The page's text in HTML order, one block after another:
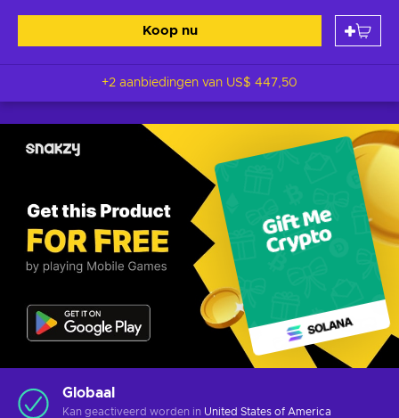
Koop nu
+2 aanbiedingen van US$ 447,50
Globaal
Kan geactiveerd worden in United States of America